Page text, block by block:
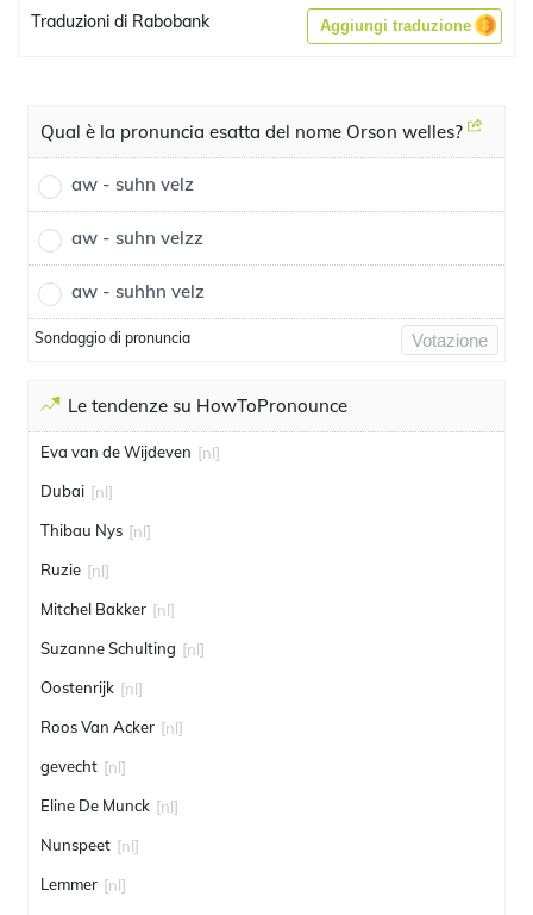
Traduzioni di Rabobank Aggiungi traduzione
Qual è la pronuncia esatta del nome Orson welles?
aw - suhn velz
aw - suhn velzz
aw - suhhn velz
Sondaggio di pronuncia Votazione
Le tendenze su HowToPronounce
Eva van de Wijdeven [nl]
Dubai [nl]
Thibau Nys [nl]
Ruzie [nl]
Mitchel Bakker [nl]
Suzanne Schulting [nl]
Oostenrijk [nl]
Roos Van Acker [nl]
gevecht [nl]
Eline De Munck [nl]
Nunspeet [nl]
Lemmer [nl]